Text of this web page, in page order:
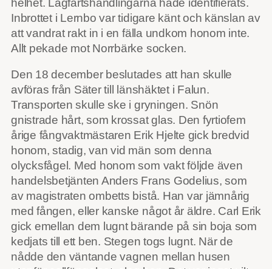
Inbrottet i Lernbo var tidigare känt och känslan av
att vandrat rakt in i en fälla undkom honom inte.
Allt pekade mot Norrbärke socken.
Den 18 december beslutades att han skulle
avföras från Säter till länshäktet i Falun.
Transporten skulle ske i gryningen. Snön
gnistrade hårt, som krossat glas. Den fyrtiofem
årige fångvaktmästaren Erik Hjelte gick bredvid
honom, stadig, van vid män som denna
olycksfågel. Med honom som vakt följde även
handelsbetjänten Anders Frans Godelius, som
av magistraten ombetts bistå. Han var jämnårig
med fången, eller kanske något år äldre. Carl Erik
gick emellan dem lugnt bärande på sin boja som
kedjats till ett ben. Stegen togs lugnt. När de
nådde den väntande vagnen mellan husen